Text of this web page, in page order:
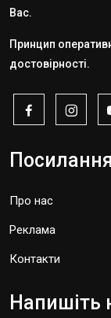
Вас.
Принцип
достовірності.
Посилання
Про нас
Реклама
Контакти
Напишіть